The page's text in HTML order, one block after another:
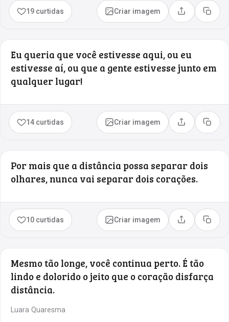
19 curtidas Criar imagem Compartilhar
Copiar
Eu queria que você estivesse aqui, ou eu
estivesse aí, ou que a gente estivesse junto em
qualquer lugar!
14 curtidas Criar imagem Compartilhar
Copiar
Por mais que a distância possa separar dois
olhares, nunca vai separar dois corações.
10 curtidas Criar imagem Compartilhar
Copiar
Mesmo tão longe, você continua perto. É tão
lindo e dolorido o jeito que o coração disfarça
distância.
Luara Quaresma